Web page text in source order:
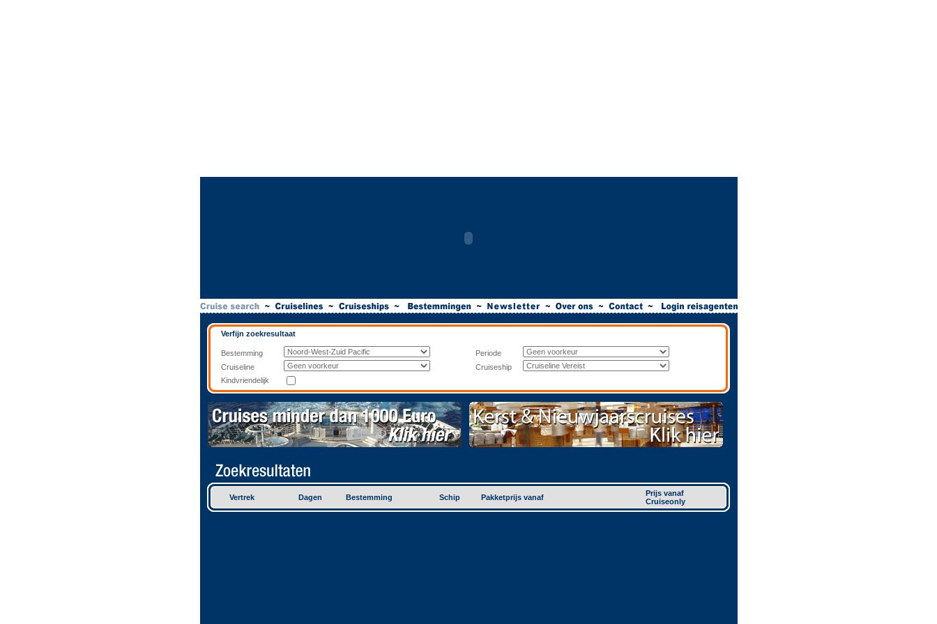
Verfijn zoekresultaat
Bestemming
Periode
Cruiseline
Cruiseship
Kindvriendelijk
Vertrek Dagen Bestemming Schip Pakketprijs vanaf
Prijs vanaf
Cruiseonly